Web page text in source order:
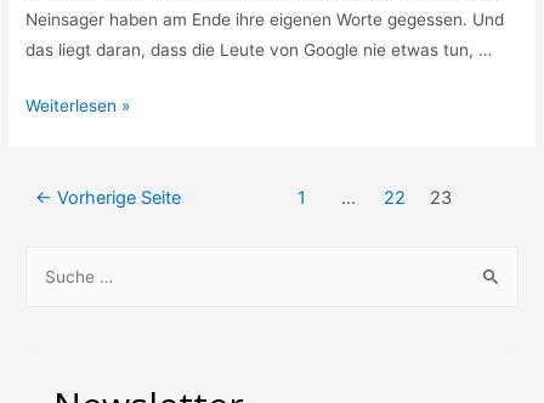
Neinsager haben am Ende ihre eigenen Worte gegessen. Und
das liegt daran, dass die Leute von Google nie etwas tun, …
Adsense
Jeden
Weiterlesen »
Beitragsnavigation
← Vorherige Seite 1 … 22 23